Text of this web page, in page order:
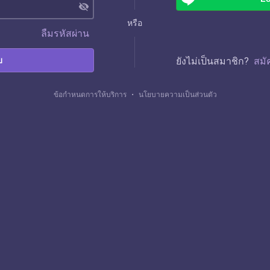
visibility_off
ลืมรหัสผ่าน
หรือ
ยังไม่เป็นสมาชิก? สมั
ข้อกำหนดการให้บริการ ・ นโยบายความเป็นส่วนตัว